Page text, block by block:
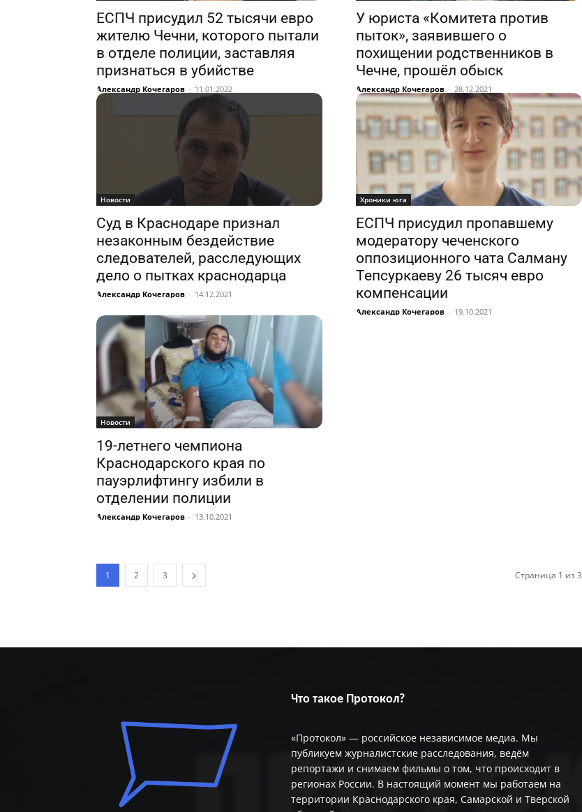
ЕСПЧ присудил 52 тысячи евро
жителю Чечни, которого пытали
в отделе полиции, заставляя
признаться в убийстве
Александр Кочегаров - 11.01.2022
У юриста «Комитета против
пыток», заявившего о
похищении родственников в
Чечне, прошёл обыск
Александр Кочегаров - 28.12.2021
Новости
Суд в Краснодаре признал
незаконным бездействие
следователей, расследующих
дело о пытках краснодарца
Александр Кочегаров - 14.12.2021
Хроники юга
ЕСПЧ присудил пропавшему
модератору чеченского
оппозиционного чата Салману
Тепсуркаеву 26 тысяч евро
компенсации
Александр Кочегаров - 19.10.2021
Новости
19-летнего чемпиона
Краснодарского края по
пауэрлифтингу избили в
отделении полиции
Александр Кочегаров - 13.10.2021
1 2 3 Страница 1 из 3
Что такое Протокол?
«Протокол» — российское независимое медиа. Мы
публикуем журналистские расследования, ведём
репортажи и снимаем фильмы о том, что происходит в
регионах России. В настоящий момент мы работаем на
территории Краснодарского края, Самарской и Тверской